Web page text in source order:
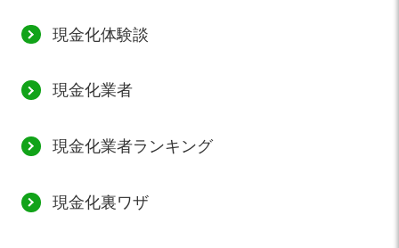
現金化体験談
現金化業者
現金化業者ランキング
現金化裏ワザ